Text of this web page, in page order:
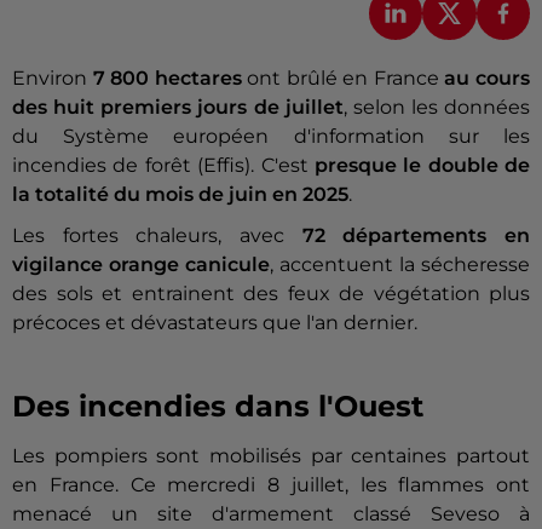
Environ 7 800 hectaresont brûlé en France au cours
des huit premiers jours de juillet, selon les données
du Système européen d'information sur les
incendies de forêt (Effis). C'est presque le double de
la totalité du mois de juin en 2025.
Les fortes chaleurs, avec 72 départements en
vigilance orange canicule, accentuent la sécheresse
des sols et entrainent des feux de végétation plus
précoces et dévastateurs que l'an dernier.
Des incendies dans l'Ouest
Les pompiers sont mobilisés par centaines partout
en France. Ce mercredi 8 juillet, les flammes ont
menacé un site d'armement classé Seveso à